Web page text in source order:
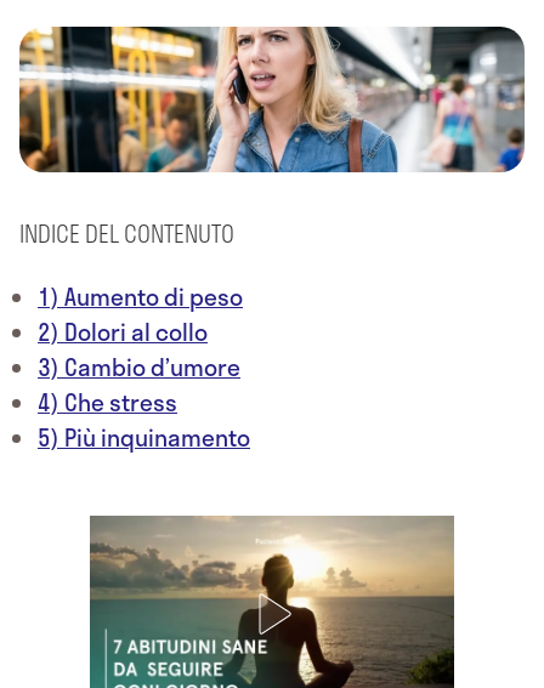
INDICE DEL CONTENUTO
1) Aumento di peso
2) Dolori al collo
3) Cambio d’umore
4) Che stress
5) Più inquinamento